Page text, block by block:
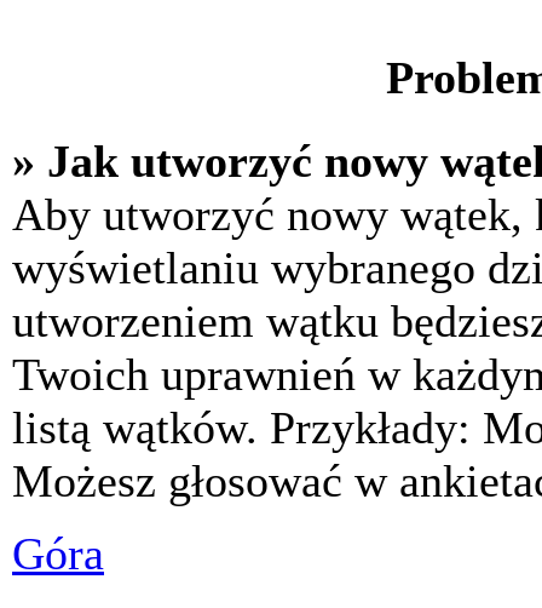
» Jak utworzyć nowy
Aby utworzyć nowy
wyświetlaniu wybranego
utworzeniem wątku
Twoich uprawnień w
listą wątków. Przykłady:
Możesz głosować w
Góra